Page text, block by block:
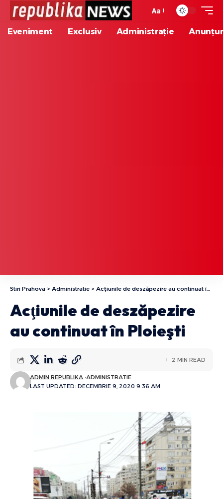
Aa
Eveniment Exclusiv Administrație
Stiri Prahova > Administratie > Acţiunile de deszăpezire au continuat în Ploieşti
Acţiunile de deszăpezire
au continuat în Ploieşti
LAST UPDATED: DECEMBRIE 9, 2020 9:36 AM
ADMIN REPUBLIKA ADMINISTRATIE
2 MIN READ